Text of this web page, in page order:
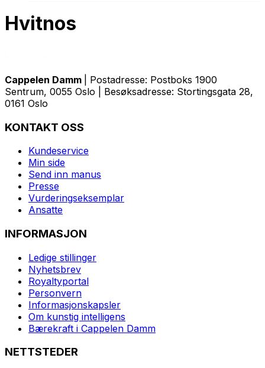
Hvitnos
Cappelen Damm
| Postadresse: Postboks 1900
Sentrum, 0055 Oslo | Besøksadresse: Stortingsgata 28,
0161 Oslo
KONTAKT OSS
Kundeservice
Min side
Send inn manus
Presse
Vurderingseksemplar
Ansatte
INFORMASJON
Ledige stillinger
Nyhetsbrev
Royaltyportal
Personvern
Informasjonskapsler
Om kunstig intelligens
Bærekraft i Cappelen Damm
NETTSTEDER